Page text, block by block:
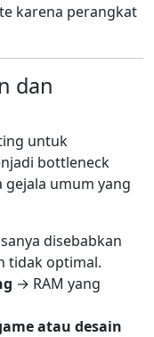
karena perangkat
dan
untuk
bottleneck
umum yang
disebabkan
tidak optimal.
→ RAM yang
atau desain